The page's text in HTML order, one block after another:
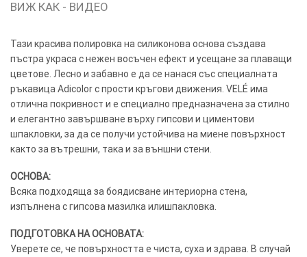
ВИЖ КАК - ВИДЕО
Тази красива полировка на силиконова основа създава
пъстра украса с нежен восъчен ефект и усещане за плаващи
цветове. Лесно и забавно е да се нанася със специалната
ръкавица Adicolor с прости кръгови движения. VELÉ има
отлична покривност и е специално предназначена за стилно
и елегантно завършване върху гипсови и циментови
шпакловки, за да се получи устойчива на миене повърхност
както за вътрешни, така и за външни стени.
ОСНОВА:
Всяка подходяща за боядисване интериорна стена,
изпълнена с гипсова мазилка илишпакловка.
ПОДГОТОВКА НА ОСНОВАТА:
Уверете се, че повърхността е чиста, суха и здрава. В случай
НАМЕРИТЕ
УСЛУГИ
Google